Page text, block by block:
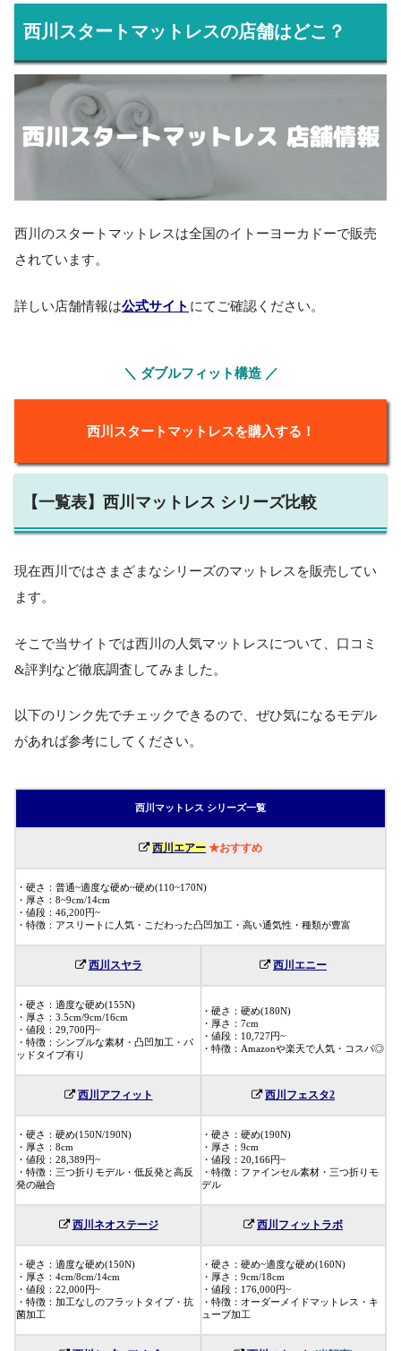
西川スタートマットレスの店舗はどこ？
西川のスタートマットレスは全国のイトーヨーカドーで販売
されています。
詳しい店舗情報は公式サイト にてご確認ください。
＼ ダブルフィット構造 ／
西川スタートマットレスを購入する！
【一覧表】西川マットレス シリーズ比較
現在西川ではさまざまなシリーズのマットレスを販売してい
ます。
そこで当サイトでは西川の人気マットレスについて、口コミ
&評判など徹底調査してみました。
以下のリンク先でチェックできるので、ぜひ気になるモデル
があれば参考にしてください。
西川マットレス シリーズ一覧
西川エアー ★おすすめ
・硬さ：普通~適度な硬め~硬め(110~170N)
・厚さ：8~9cm/14cm
・値段：46,200円~
・特徴：アスリートに人気・こだわった凸凹加工・高い通気性・種類が豊富
西川スヤラ 西川エニー
・硬さ：適度な硬め(155N)
・厚さ：3.5cm/9cm/16cm
・値段：29,700円~
・特徴：シンプルな素材・凸凹加工・パ
ッドタイプ有り
・硬さ：硬め(180N)
・厚さ：7cm
・値段：10,727円~
・特徴：Amazonや楽天で人気・コスパ◎
西川アフィット 西川フェスタ2
・硬さ：硬め(150N/190N)
・厚さ：8cm
・値段：28,389円~
・特徴：三つ折りモデル・低反発と高反
発の融合
・硬さ：硬め(190N)
・厚さ：9cm
・値段：20,166円~
・特徴：ファインセル素材・三つ折りモ
デル
西川ネオステージ 西川フィットラボ
・硬さ：適度な硬め(150N)
・厚さ：4cm/8cm/14cm
・値段：22,000円~
・特徴：加工なしのフラットタイプ・抗
菌加工
・硬さ：硬め~適度な硬め(160N)
・厚さ：9cm/18cm
・値段：176,000円~
・特徴：オーダーメイドマットレス・キ
ューブ加工